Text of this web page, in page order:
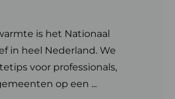
is het Nationaal
in heel Nederland. We
voor professionals,
op een ...